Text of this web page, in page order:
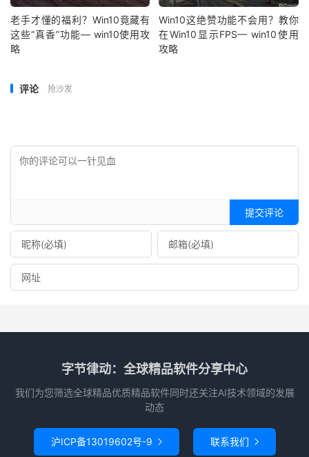
老手才懂的福利？Win10竟藏有
这些“真香”功能— win10使用攻
略
Win10这绝赞功能不会用？教你
在Win10显示FPS— win10使用
攻略
评论 抢沙发
提交评论
字节律动：全球精品软件分享中心
我们为您筛选全球精品优质精品软件同时还关注AI技术领域的发展
动态
沪ICP备13019602号-9  联系我们 